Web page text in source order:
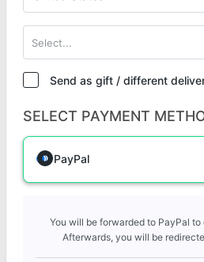
Select...
Send as gift / different
SELECT PAYMENT
PayPal
You will be forwarded to PayPal
Afterwards, you will be